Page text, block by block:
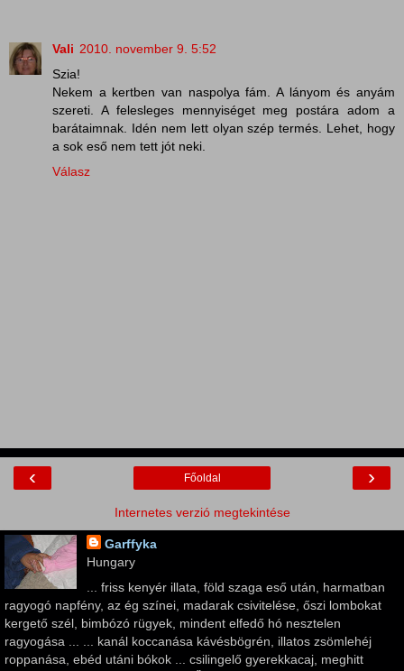
Vali 2010. november 9. 5:52
Szia!
Nekem a kertben van naspolya fám. A lányom és anyám
szereti. A felesleges mennyiséget meg postára adom a
barátaimnak. Idén nem lett olyan szép termés. Lehet, hogy
a sok eső nem tett jót neki.
Válasz
‹ ›
Főoldal
Internetes verzió megtekintése
Garffyka
Hungary
... friss kenyér illata, föld szaga eső után, harmatban
ragyogó napfény, az ég színei, madarak csivitelése, őszi lombokat
kergető szél, bimbózó rügyek, mindent elfedő hó nesztelen
ragyogása ... ... kanál koccanása kávésbögrén, illatos zsömlehéj
roppanása, ebéd utáni bókok ... csilingelő gyerekkacaj, meghitt